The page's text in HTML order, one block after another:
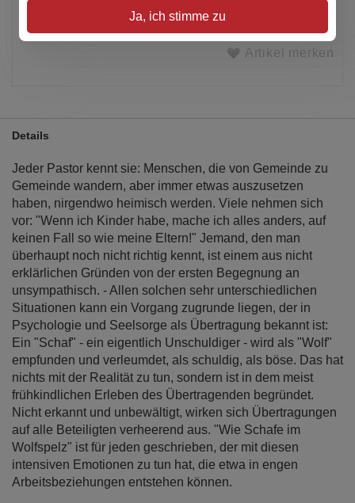
Artikel merken
Details
Jeder Pastor kennt sie: Menschen, die von Gemeinde zu
Gemeinde wandern, aber immer etwas auszusetzen
haben, nirgendwo heimisch werden. Viele nehmen sich
vor: "Wenn ich Kinder habe, mache ich alles anders, auf
keinen Fall so wie meine Eltern!" Jemand, den man
überhaupt noch nicht richtig kennt, ist einem aus nicht
erklärlichen Gründen von der ersten Begegnung an
unsympathisch. - Allen solchen sehr unterschiedlichen
Situationen kann ein Vorgang zugrunde liegen, der in
Psychologie und Seelsorge als Übertragung bekannt ist:
Ein "Schaf" - ein eigentlich Unschuldiger - wird als "Wolf"
empfunden und verleumdet, als schuldig, als böse. Das hat
nichts mit der Realität zu tun, sondern ist in dem meist
frühkindlichen Erleben des Übertragenden begründet.
Nicht erkannt und unbewältigt, wirken sich Übertragungen
auf alle Beteiligten verheerend aus. "Wie Schafe im
Wolfspelz" ist für jeden geschrieben, der mit diesen
intensiven Emotionen zu tun hat, die etwa in engen
Arbeitsbeziehungen entstehen können.
Ja, ich stimme zu